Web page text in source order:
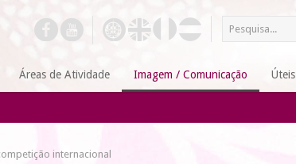
Áreas de Atividade Imagem / Comunicação Úteis
internacional